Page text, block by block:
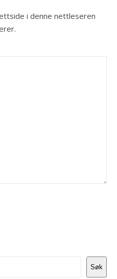
i denne nettleseren
Søk